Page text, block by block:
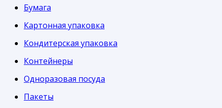
Бумага
Картонная упаковка
Кондитерская упаковка
Контейнеры
Одноразовая посуда
Пакеты